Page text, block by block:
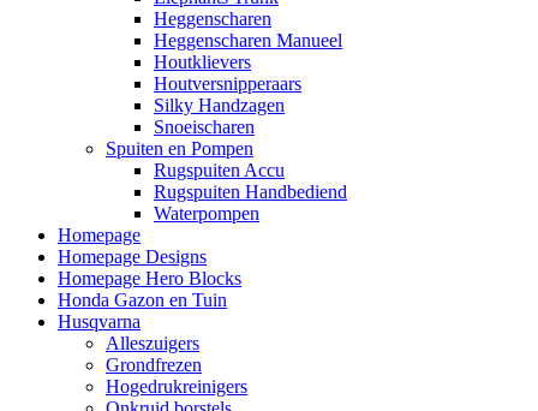
Heggenscharen
Heggenscharen Manueel
Houtklievers
Houtversnipperaars
Silky Handzagen
Snoeischaren
Spuiten en Pompen
Rugspuiten Accu
Rugspuiten Handbediend
Waterpompen
Homepage
Homepage Designs
Homepage Hero Blocks
Honda Gazon en Tuin
Husqvarna
Alleszuigers
Grondfrezen
Hogedrukreinigers